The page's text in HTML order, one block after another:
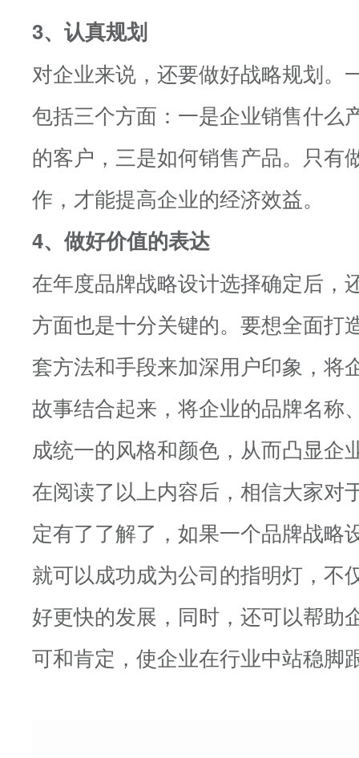
3、认真规划
对企业来说，还要做好战略规划。
包括三个方面：一是企业销售什么
的客户，三是如何销售产品。只有
作，才能提高企业的经济效益。
4、做好价值的表达
在年度品牌战略设计选择确定后，
方面也是十分关键的。要想全面打
套方法和手段来加深用户印象，将
故事结合起来，将企业的品牌名称
成统一的风格和颜色，从而凸显企
在阅读了以上内容后，相信大家对
定有了了解了，如果一个品牌战略
就可以成功成为公司的指明灯，不
好更快的发展，同时，还可以帮助
可和肯定，使企业在行业中站稳脚